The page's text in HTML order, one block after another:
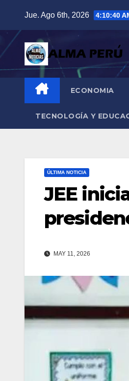
contenido
Jue. Ago 6th, 2026 4:10:41
ECONOMIA
TECNOLOGÍA Y
ÚLTIMA NOTICIA
JEE
MAY 11, 2026